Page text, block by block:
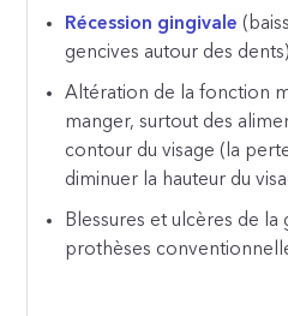
Récession gingivale
gencives autour des
Altération de la fonction
manger, surtout des
contour du visage (la
diminuer la hauteur du
Blessures et ulcères de la
prothèses